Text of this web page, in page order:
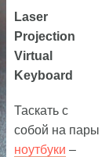
Laser
Projection
Virtual
Keyboard
Таскать с
собой на пары
ноутбуки –